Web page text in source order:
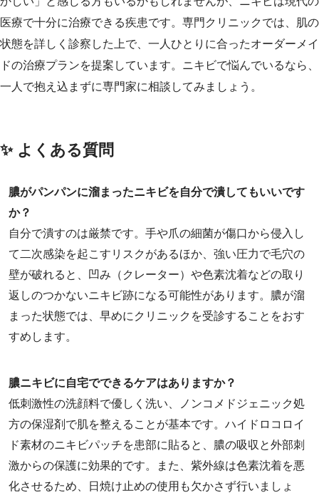
医療で十分に治療できる疾患です。専門クリニックでは、肌の
状態を詳しく診察した上で、一人ひとりに合ったオーダーメイ
ドの治療プランを提案しています。ニキビで悩んでいるなら、
一人で抱え込まずに専門家に相談してみましょう。
✨ よくある質問
膿がパンパンに溜まったニキビを自分で潰してもいいです
か？
自分で潰すのは厳禁です。手や爪の細菌が傷口から侵入し
て二次感染を起こすリスクがあるほか、強い圧力で毛穴の
壁が破れると、凹み（クレーター）や色素沈着などの取り
返しのつかないニキビ跡になる可能性があります。膿が溜
まった状態では、早めにクリニックを受診することをおす
すめします。
膿ニキビに自宅でできるケアはありますか？
低刺激性の洗顔料で優しく洗い、ノンコメドジェニック処
方の保湿剤で肌を整えることが基本です。ハイドロコロイ
ド素材のニキビパッチを患部に貼ると、膿の吸収と外部刺
激からの保護に効果的です。また、紫外線は色素沈着を悪
化させるため、日焼け止めの使用も欠かさず行いましょ